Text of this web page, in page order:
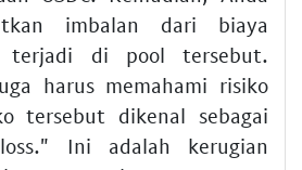
imbalan dari biaya
terjadi di pool tersebut.
harus memahami risiko
tersebut dikenal sebagai
Ini adalah kerugian